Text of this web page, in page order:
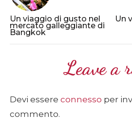
Un viaggio di gusto nel
mercato galleggiante di
Bangkok
Un
Leave a
Devi essere connesso per
commento.